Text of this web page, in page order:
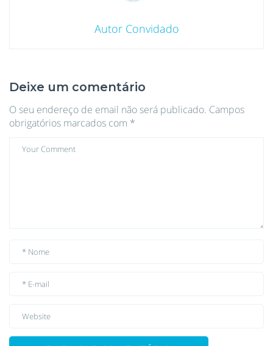
Autor Convidado
Deixe um comentário
O seu endereço de email não será publicado. Campos
obrigatórios marcados com *